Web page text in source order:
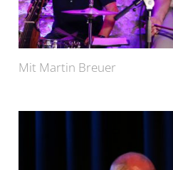
Mit Martin Breuer